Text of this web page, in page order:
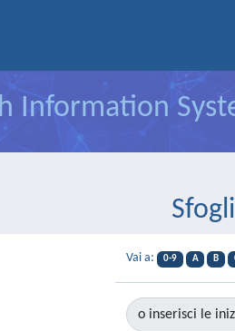
Information
Vai a: 0-9 A B
o inserisci le